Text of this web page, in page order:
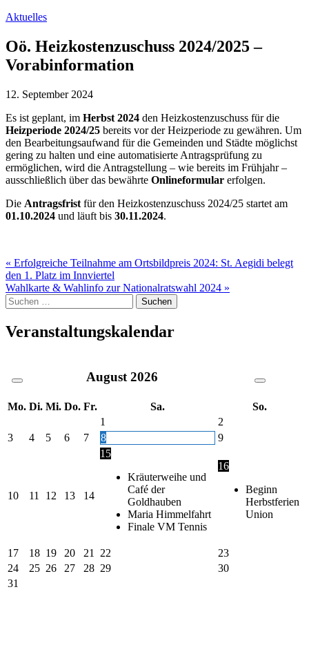
Aktuelles
Oö. Heizkostenzuschuss 2024/2025 –
Vorabinformation
12. September 2024
Es ist geplant, im Herbst 2024 den Heizkostenzuschuss für die
Heizperiode 2024/25 bereits vor der Heizperiode zu gewähren. Um
den Bearbeitungsaufwand für die Gemeinden und Städte möglichst
gering zu halten und eine automatisierte Antragsprüfung zu
ermöglichen, wird die Antragstellung – wie bereits im Frühjahr –
ausschließlich über das bewährte Onlineformular erfolgen.
Die Antragsfrist für den Heizkostenzuschuss 2024/25 startet am
01.10.2024 und läuft bis 30.11.2024.
Beitragsnavigation
« Erfolgreiche Teilnahme am Ortsbildpreis 2024: St. Aegidi belegt
den 1. Platz im Innviertel
Wahlkarte & Wahlinfo zur Nationalratswahl 2024 »
Suche
nach:
Veranstaltungskalendar
August 2026
Mo. Di. Mi. Do. Fr. Sa.
So.
1
2
3
4 5 6 7 8 9
10 11 12 13 14
15
Kräuterweihe und
Café der
Goldhauben
Maria Himmelfahrt
Finale VM Tennis
16
Beginn
Herbstferien
Union
17 18 19 20 21 22
23
24
25 26 27 28 29
30
31